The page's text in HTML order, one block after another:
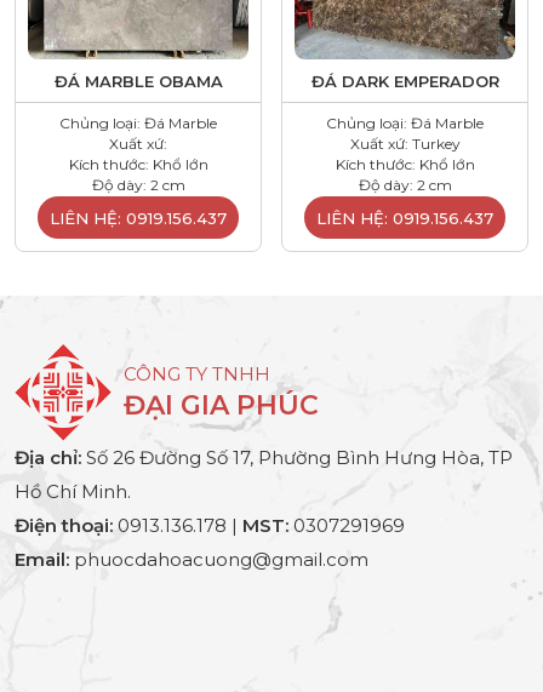
ĐÁ MARBLE OBAMA
Chủng loại: Đá Marble
Xuất xứ:
Kích thước: Khổ lớn
Độ dày: 2 cm
LIÊN HỆ: 0919.156.437
ĐÁ DARK EMPERADOR
Chủng loại: Đá Marble
Xuất xứ: Turkey
Kích thước: Khổ lớn
Độ dày: 2 cm
LIÊN HỆ: 0919.156.437
CÔNG TY TNHH
ĐẠI GIA PHÚC
Địa chỉ: Số 26 Đường Số 17, Phường Bình Hưng Hòa, TP
Hồ Chí Minh.
Điện thoại: 0913.136.178 | MST: 0307291969
Email: phuocdahoacuong@gmail.com